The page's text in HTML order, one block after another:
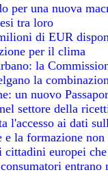
per una nuova
tra loro
di EUR
per il clima
la
la
un nuovo
settore della
l'accesso ai dati
e la formazione
cittadini europei